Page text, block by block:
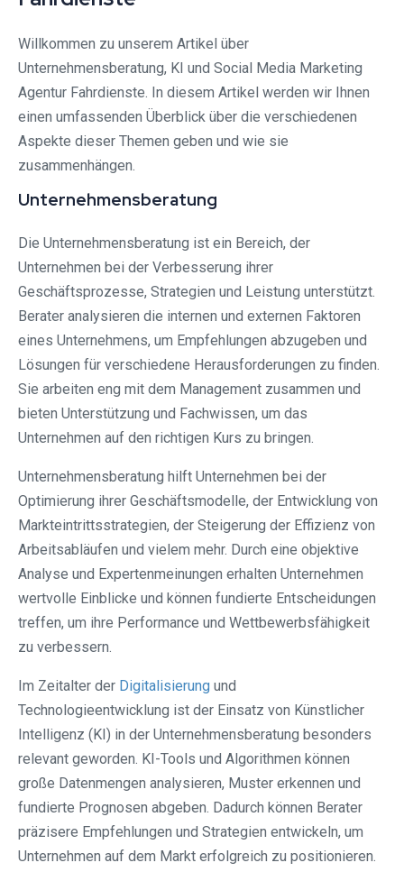
Willkommen zu unserem Artikel über
Unternehmensberatung, KI und Social Media Marketing
Agentur Fahrdienste. In diesem Artikel werden wir Ihnen
einen umfassenden Überblick über die verschiedenen
Aspekte dieser Themen geben und wie sie
zusammenhängen.
Unternehmensberatung
Die Unternehmensberatung ist ein Bereich, der
Unternehmen bei der Verbesserung ihrer
Geschäftsprozesse, Strategien und Leistung unterstützt.
Berater analysieren die internen und externen Faktoren
eines Unternehmens, um Empfehlungen abzugeben und
Lösungen für verschiedene Herausforderungen zu finden.
Sie arbeiten eng mit dem Management zusammen und
bieten Unterstützung und Fachwissen, um das
Unternehmen auf den richtigen Kurs zu bringen.
Unternehmensberatung hilft Unternehmen bei der
Optimierung ihrer Geschäftsmodelle, der Entwicklung von
Markteintrittsstrategien, der Steigerung der Effizienz von
Arbeitsabläufen und vielem mehr. Durch eine objektive
Analyse und Expertenmeinungen erhalten Unternehmen
wertvolle Einblicke und können fundierte Entscheidungen
treffen, um ihre Performance und Wettbewerbsfähigkeit
zu verbessern.
Im Zeitalter der Digitalisierung und
Technologieentwicklung ist der Einsatz von Künstlicher
Intelligenz (KI) in der Unternehmensberatung besonders
relevant geworden. KI-Tools und Algorithmen können
große Datenmengen analysieren, Muster erkennen und
fundierte Prognosen abgeben. Dadurch können Berater
präzisere Empfehlungen und Strategien entwickeln, um
Unternehmen auf dem Markt erfolgreich zu positionieren.